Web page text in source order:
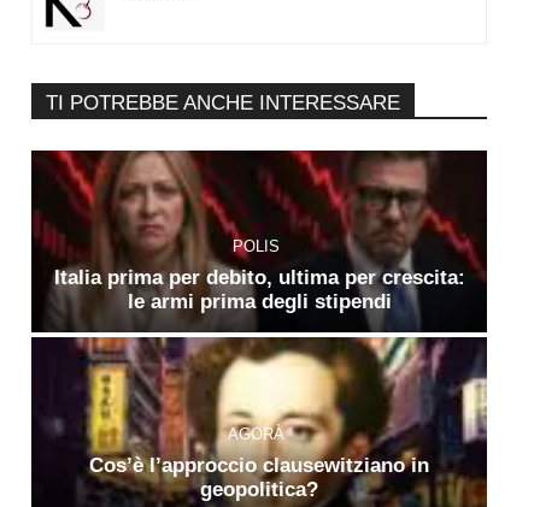
TI POTREBBE ANCHE INTERESSARE
POLIS
Italia prima per debito, ultima per crescita:
le armi prima degli stipendi
AGORÀ
Cos’è l’approccio clausewitziano in
geopolitica?